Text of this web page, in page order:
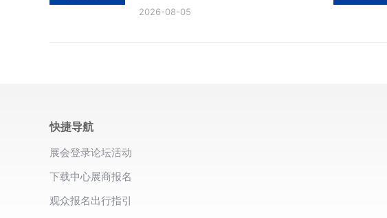
2026-08-05
快捷导航
展会登录论坛活动
下载中心展商报名
观众报名出行指引